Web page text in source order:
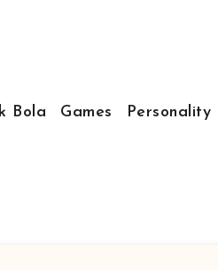
Bola Games Personality